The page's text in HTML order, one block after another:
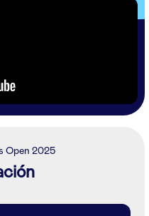
Open 2025